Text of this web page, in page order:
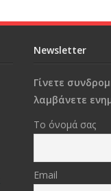
Newsletter
Γίνετε
λαμβάνετε
Το όνομά σας
Email